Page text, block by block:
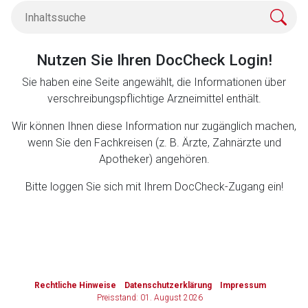
Nutzen Sie Ihren DocCheck Login!
Sie haben eine Seite angewählt, die Informationen über
verschreibungspflichtige Arzneimittel enthält.
Wir können Ihnen diese Information nur zugänglich machen,
wenn Sie den Fachkreisen (z. B. Ärzte, Zahnärzte und
Apotheker) angehören.
Bitte loggen Sie sich mit Ihrem DocCheck-Zugang ein!
Rechtliche Hinweise Datenschutzerklärung
Impressum
Preisstand: 01. August 2026